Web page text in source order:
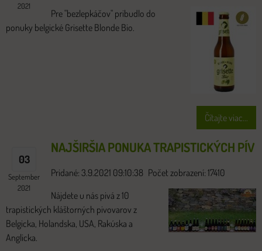
2021
Pre "bezlepkáčov" pribudlo do
ponuky belgické Grisette Blonde Bio.
Čítajte viac...
03
September
2021
NAJŠIRŠIA PONUKA TRAPISTICKÝCH PÍV
Pridané: 3.9.2021 09:10:38 Počet zobrazení: 17410
Nájdete u nás pivá z 10
trapistických kláštorných pivovarov z
Belgicka, Holandska, USA, Rakúska a
Anglicka.